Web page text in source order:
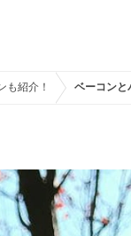
も紹介！ ベーコンと